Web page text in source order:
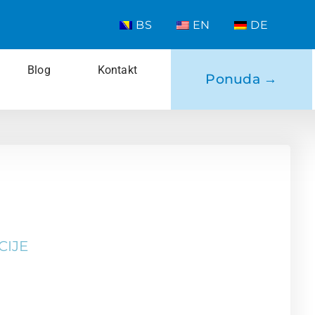
BS EN DE
Blog
Kontakt
Ponuda →